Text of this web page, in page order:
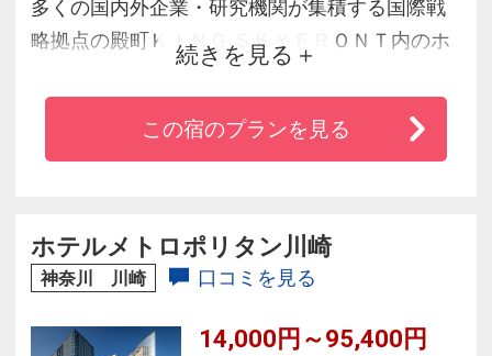
多くの国内外企業・研究機関が集積する国際戦
略拠点の殿町ＫＩＮＧ ＳＫＹＦＲＯＮＴ内のホ
テル。シンプルな中にも機能性とデザイン性を
追求したインテリアや素材の質感を活かしたお
部屋で、非日常を満喫できる。
年には対岸の羽田空港へ「羽田連絡道路」が開
通し更に便利になります。
続きを見る
この宿のプランを見る
ホテルメトロポリタン川崎
神奈川 川崎 口コミを見る
14,000円～95,400円